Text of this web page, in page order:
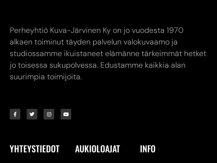
Perheyhtiö Kuva-Järvinen Ky on jo vuodesta 1970
alkaen toiminut täyden palvelun valokuvaamo ja
studiossamme ikuistaneet elämänne tärkeimmät hetket
jo toisessa sukupolvessa. Edustamme kaikkia alan
suurimpia toimijoita.
YHTEYSTIEDOT AUKIOLOAJAT INFO